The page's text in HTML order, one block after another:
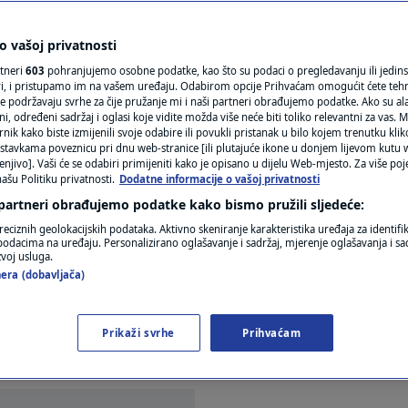
N1(DIS)INFO
FOTO
VIDEO
JD Vancea: "Pitanje
s puta..."
vrijeme koji će objaviti knjigu dok je na
da Vance utire put predsjedničkoj kandidaturi
vašoj privatnosti
603 pohranjujemo osobne podatke, kao što su podaci o pregledavanju ili
i pristupamo im na vašem uređaju. Odabirom opcije Prihvaćam omogućit ćete
podržavaju svrhe za čije pružanje mi i naši partneri obrađujemo podatke. Ako su
određeni sadržaj i oglasi koje vidite možda više neće biti toliko relevantni za vas.
kako biste izmijenili svoje odabire ili povukli pristanak u bilo kojem trenutku
poveznicu pri dnu web-stranice [ili plutajuće ikone u donjem lijevom kutu
Vaši će se odabiri primijeniti kako je opisano u dijelu Web-mjesto. Za više
Politiku privatnosti. Dodatne informacije o vašoj privatnosti
obrađujemo podatke kako bismo pružili sljedeće:
geolokacijskih podataka. Aktivno skeniranje karakteristika uređaja za
na uređaju. Personalizirano oglašavanje i sadržaj, mjerenje oglašavanja i
usluga.
(dobavljača)
Prikaži svrhe Prihvaćam